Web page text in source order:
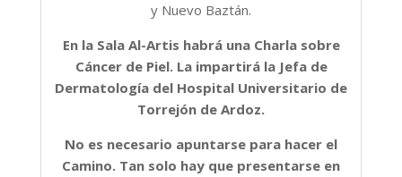
y Nuevo Baztán.
En la Sala Al-Artis habrá una Charla sobre
Cáncer de Piel. La impartirá la Jefa de
Dermatología del Hospital Universitario de
Torrejón de Ardoz.
No es necesario apuntarse para hacer el
Camino. Tan solo hay que presentarse en